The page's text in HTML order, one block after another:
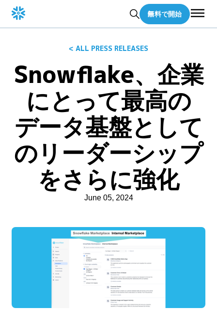
無料で開始
< ALL PRESS RELEASES
Snowflake、企業
にとって最高の
データ基盤として
のリーダーシップ
をさらに強化
June 05, 2024